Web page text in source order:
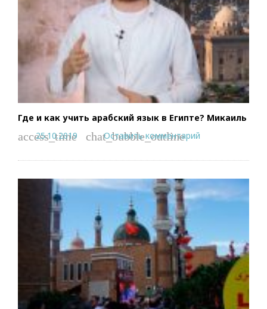
Где и как учить арабский язык в Египте? Микаиль
access_time
25.10.2019 chat_bubble_outline
Оставить комментарий